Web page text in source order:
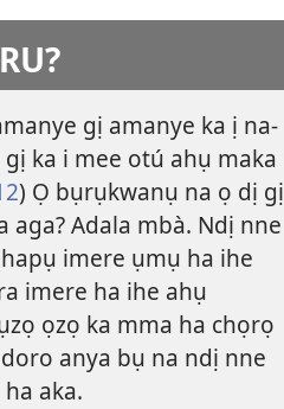
gị amanye ka ị na-
ka i mee otú ahụ maka
) Ọ bụrụkwanụ na ọ dị gị
aga? Adala mbà. Ndị nne
imere ụmụ ha ihe
imere ha ihe ahụ
ọzọ ka mma ha chọrọ
anya bụ na ndị nne
aka.